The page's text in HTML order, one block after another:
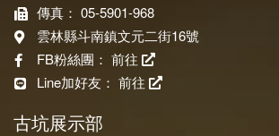
傳真： 05-5901-968
雲林縣斗南鎮文元二街16號
FB粉絲團： 前往
Line加好友： 前往
古坑展示部